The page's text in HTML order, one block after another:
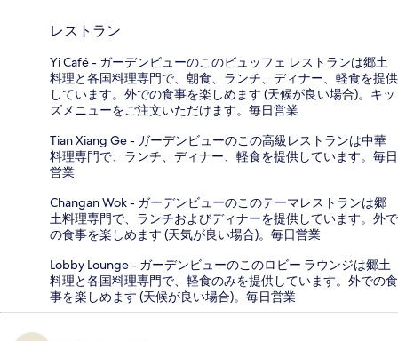
レストラン
Yi Café - ガーデンビューのこのビュッフェ レストランは郷土
料理と各国料理専門で、朝食、ランチ、ディナー、軽食を提供
しています。外での食事を楽しめます (天候が良い場合)。キッ
ズメニューをご注文いただけます。毎日営業
Tian Xiang Ge - ガーデンビューのこの高級レストランは中華
料理専門で、ランチ、ディナー、軽食を提供しています。毎日
営業
Changan Wok - ガーデンビューのこのテーマレストランは郷
土料理専門で、ランチおよびディナーを提供しています。外で
の食事を楽しめます (天気が良い場合)。毎日営業
Lobby Lounge - ガーデンビューのこのロビー ラウンジは郷土
料理と各国料理専門で、軽食のみを提供しています。外での食
事を楽しめます (天候が良い場合)。毎日営業